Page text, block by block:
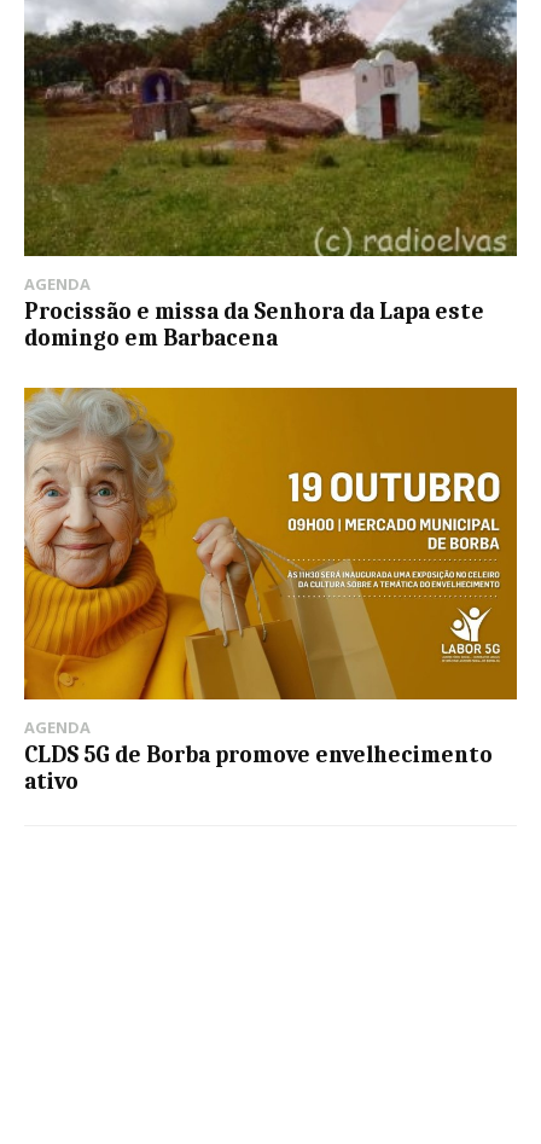
AGENDA
Procissão e missa da Senhora da Lapa este
domingo em Barbacena
AGENDA
CLDS 5G de Borba promove envelhecimento
ativo